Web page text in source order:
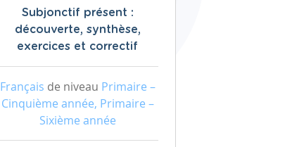
Subjonctif présent :
découverte, synthèse,
exercices et correctif
Français de niveau Primaire –
Cinquième année, Primaire –
Sixième année